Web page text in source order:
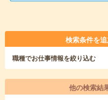
検索条件を
職種でお仕事情報を絞り込む
他の検索結